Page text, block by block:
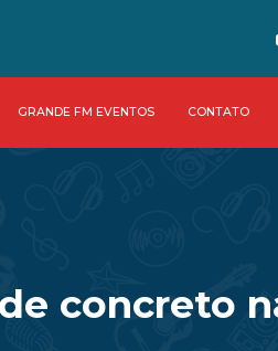
GRANDE FM EVENTOS CONTATO
concreto